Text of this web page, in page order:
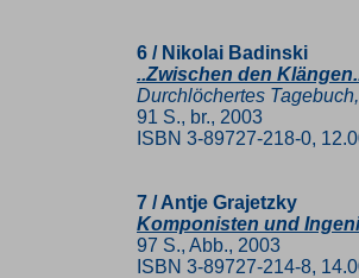
6 / Nikolai Badinski
..Zwischen den
Durchlöchertes
91 S., br., 2003
ISBN 3-89727-218-0,
7 / Antje Grajetzky
Komponisten und
97 S., Abb., 2003
ISBN 3-89727-214-8,